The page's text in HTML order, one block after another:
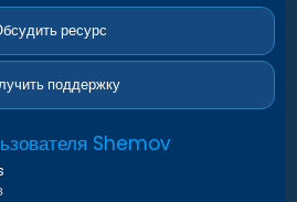
з
ё
з
ресурс
поддержку
Shemov